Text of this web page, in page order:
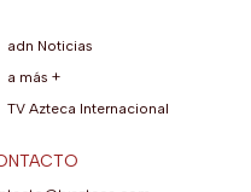
adn Noticias
a más +
TV Azteca Internacional